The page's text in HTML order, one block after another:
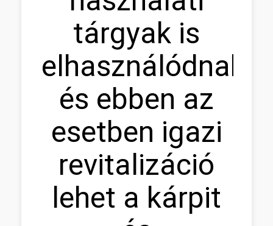
tárgyak is
elhasználódnak,
és ebben az
esetben igazi
revitalizáció
lehet a kárpit